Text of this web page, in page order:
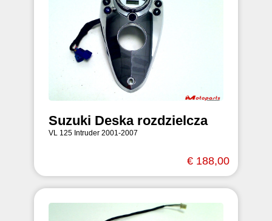
Suzuki Deska rozdzielcza
VL 125 Intruder 2001-2007
€ 188,00